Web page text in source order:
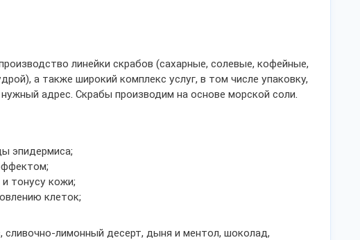
линейки скрабов (сахарные, солевые, кофейные,
а также широкий комплекс услуг, в том числе упаковку,
адрес. Скрабы производим на основе морской соли.
эпидермиса;
тонусу кожи;
клеток;
сливочно-лимонный десерт, дыня и ментол, шоколад,